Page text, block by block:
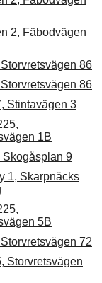
2, Fäbodvägen
86
86
Stintavägen 3
1B
Skogåsplan 9
1, Skarpnäcks
5B
72
Storvretsvägen